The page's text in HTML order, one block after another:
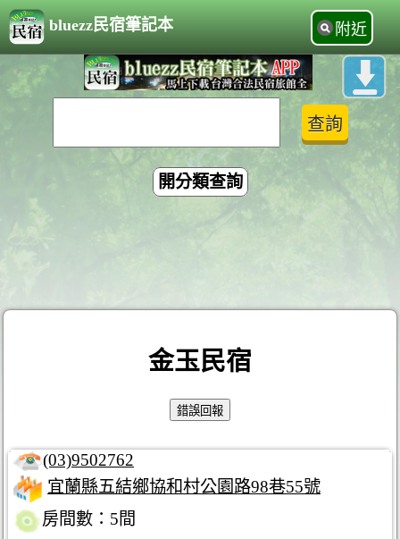
bluezz民宿筆記本 附近
開分類查詢
金玉民宿
(03)9502762
宜蘭縣五結鄉協和村公園路98巷55號
房間數：5間